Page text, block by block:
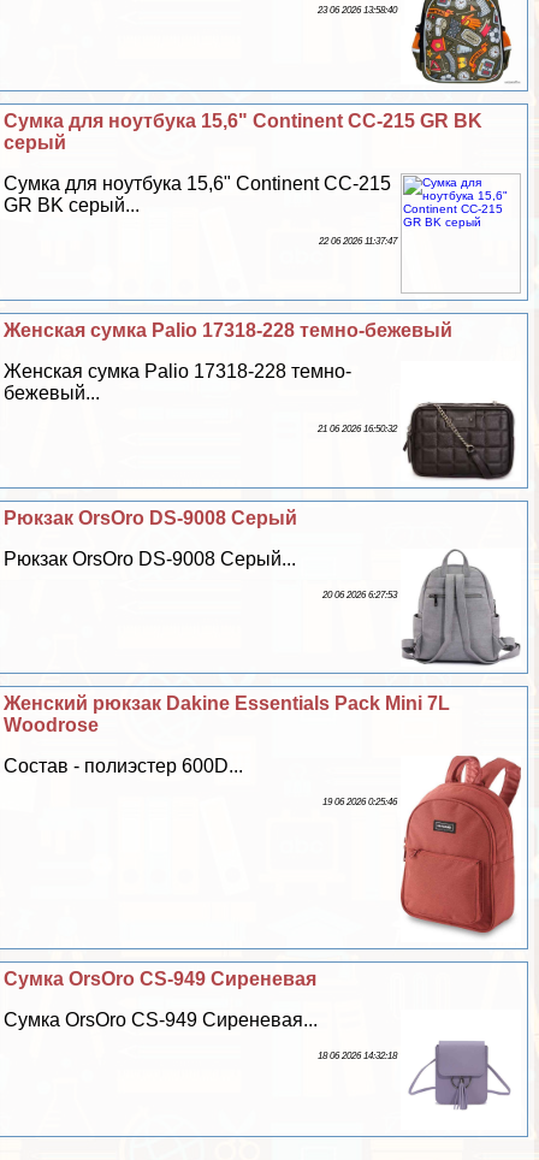
23 06 2026 13:58:40
Сумка для ноутбука 15,6" Continent CC-215 GR BK
серый
Сумка для ноутбука 15,6" Continent CC-215
GR BK серый...
22 06 2026 11:37:47
Женская сумка Palio 17318-228 темно-бежевый
Женская сумка Palio 17318-228 темно-
бежевый...
21 06 2026 16:50:32
Рюкзак OrsOro DS-9008 Серый
Рюкзак OrsOro DS-9008 Серый...
20 06 2026 6:27:53
Женский рюкзак Dakine Essentials Pack Mini 7L
Woodrose
Состав - полиэстер 600D...
19 06 2026 0:25:46
Сумка OrsOro CS-949 Сиреневая
Сумка OrsOro CS-949 Сиреневая...
18 06 2026 14:32:18